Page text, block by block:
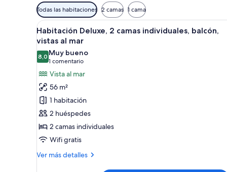
Filtros
disponibles
para
las
habitaciones
Todas las habitaciones 2 camas 1 cama
Abrir
todas
las
fotos
de
Habitación
Deluxe,
2
camas
individuales,
balcón,
vistas
Habitación de hotel con dos
8
Habitación Deluxe, 2 camas individuales, balcón,
vistas al mar
8,08,0 de 10
Muy bueno
1 comentario
(1 comentario)
Vista al mar
56 m²
1 habitación
2 huéspedes
2 camas individuales
Wifi gratis
Ver más detalles
Más